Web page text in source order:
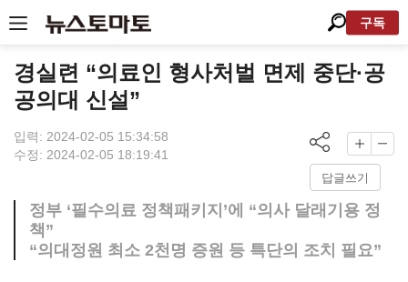
구독
경실련 “의료인 형사처벌 면제 중단·공
공의대 신설”
입력: 2024-02-05 15:34:58
수정: 2024-02-05 18:19:41
답글쓰기
정부 ‘필수의료 정책패키지’에 “의사 달래기용 정
책”
“의대정원 최소 2천명 증원 등 특단의 조치 필요”